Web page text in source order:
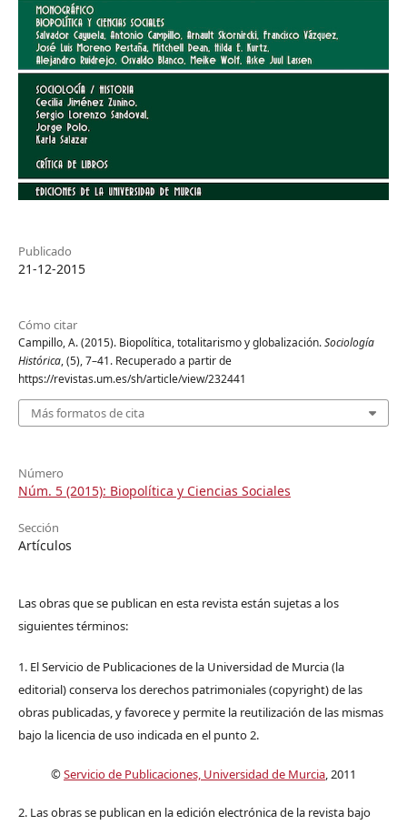
Publicado
21-12-2015
Cómo citar
Campillo, A. (2015). Biopolítica, totalitarismo y globalización.Sociología
Histórica, (5), 7–41. Recuperado a partir de
https://revistas.um.es/sh/article/view/232441
Más formatos de cita
Número
Núm. 5 (2015): Biopolítica y Ciencias Sociales
Sección
Artículos
Las obras que se publican en esta revista están sujetas a los
siguientes términos:
1. El Servicio de Publicaciones de la Universidad de Murcia (la
editorial) conserva los derechos patrimoniales (copyright) de las
obras publicadas, y favorece y permite la reutilización de las mismas
bajo la licencia de uso indicada en el punto 2.
©Servicio de Publicaciones, Universidad de Murcia, 2011
2. Las obras se publican en la edición electrónica de la revista bajo